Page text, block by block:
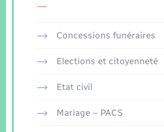
Concessions funéraires
Elections et citoyenneté
Etat civil
Mariage – PACS